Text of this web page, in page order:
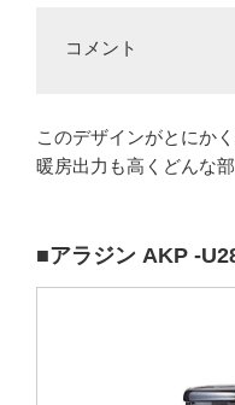
コメント
このデザインがとにか
暖房出力も高くどんな
■アラジン AKP -